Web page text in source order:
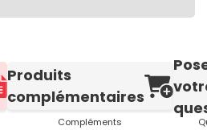
Produits
complémentaires
Compléments